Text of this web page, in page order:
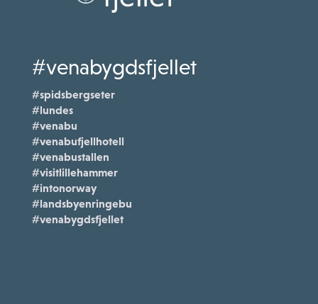
#venabygdsfjellet
#spidsbergseter
#lundes
#venabu
#venabufjellhotell
#venabustallen
#visitlillehammer
#intonorway
#landsbyenringebu
#venabygdsfjellet